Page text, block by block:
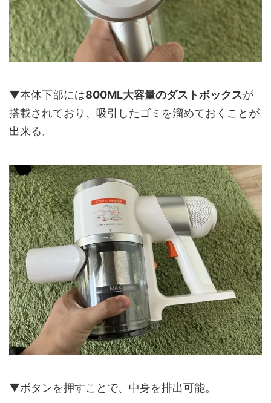
▼本体下部には800ML大容量のダストボックスが
搭載されており、吸引したゴミを溜めておくことが
出来る。
▼ボタンを押すことで、中身を排出可能。